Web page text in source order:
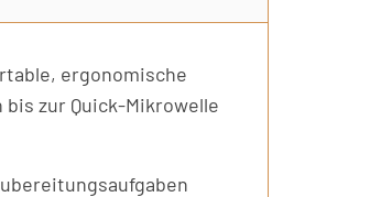
ergonomische
zur Quick-Mikrowelle